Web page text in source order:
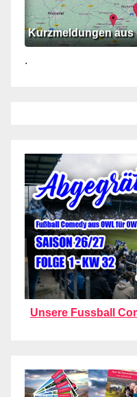
Kurzmeldungen aus
.
Unsere Fussball